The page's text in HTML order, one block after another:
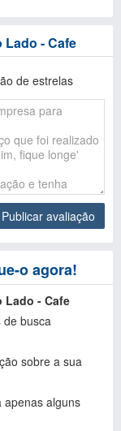
- Cafe
de estrelas
Publicar avaliação
o agora!
Lado - Cafe
de busca
sobre a sua
apenas alguns